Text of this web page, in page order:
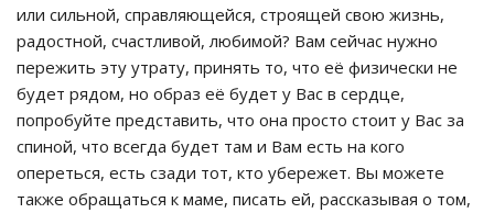
или сильной, справляющейся, строящей свою жизнь,
радостной, счастливой, любимой? Вам сейчас нужно
пережить эту утрату, принять то, что её физически не
будет рядом, но образ её будет у Вас в сердце,
попробуйте представить, что она просто стоит у Вас за
спиной, что всегда будет там и Вам есть на кого
опереться, есть сзади тот, кто убережет. Вы можете
также обращаться к маме, писать ей, рассказывая о том,